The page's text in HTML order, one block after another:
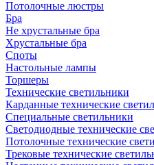
Потолочные люстры
Бра
Не хрустальные бра
Хрустальные бра
Споты
Настольные лампы
Торшеры
Технические светильники
Карданные технические
Специальные светильники
Светодиодные технические
Потолочные технические
Трековые технические